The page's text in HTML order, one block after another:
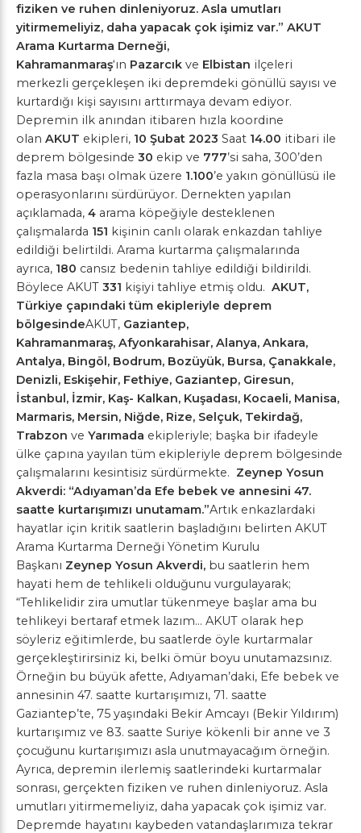
fiziken ve ruhen dinleniyoruz. Asla umutları
yitirmemeliyiz, daha yapacak çok işimiz var.” AKUT
Arama Kurtarma Derneği,
Kahramanmaraş‘ın Pazarcık ve Elbistan ilçeleri
merkezli gerçekleşen iki depremdeki gönüllü sayısı ve
kurtardığı kişi sayısını arttırmaya devam ediyor.
Depremin ilk anından itibaren hızla koordine
olan AKUT ekipleri, 10 Şubat 2023 Saat 14.00 itibari ile
deprem bölgesinde 30 ekip ve 777’si saha, 300’den
fazla masa başı olmak üzere 1.100’e yakın gönüllüsü ile
operasyonlarını sürdürüyor. Dernekten yapılan
açıklamada, 4 arama köpeğiyle desteklenen
çalışmalarda 151 kişinin canlı olarak enkazdan tahliye
edildiği belirtildi. Arama kurtarma çalışmalarında
ayrıca, 180 cansız bedenin tahliye edildiği bildirildi.
Böylece AKUT 331 kişiyi tahliye etmiş oldu. AKUT,
Türkiye çapındaki tüm ekipleriyle deprem
bölgesindeAKUT, Gaziantep,
Kahramanmaraş, Afyonkarahisar, Alanya, Ankara,
Antalya, Bingöl, Bodrum, Bozüyük, Bursa, Çanakkale,
Denizli, Eskişehir, Fethiye, Gaziantep, Giresun,
İstanbul, İzmir, Kaş- Kalkan, Kuşadası, Kocaeli, Manisa,
Marmaris, Mersin, Niğde, Rize, Selçuk, Tekirdağ,
Trabzon ve Yarımada ekipleriyle; başka bir ifadeyle
ülke çapına yayılan tüm ekipleriyle deprem bölgesinde
çalışmalarını kesintisiz sürdürmekte. Zeynep Yosun
Akverdi: “Adıyaman’da Efe bebek ve annesini 47.
saatte kurtarışımızı unutamam.”Artık enkazlardaki
hayatlar için kritik saatlerin başladığını belirten AKUT
Arama Kurtarma Derneği Yönetim Kurulu
Başkanı Zeynep Yosun Akverdi, bu saatlerin hem
hayati hem de tehlikeli olduğunu vurgulayarak;
“Tehlikelidir zira umutlar tükenmeye başlar ama bu
tehlikeyi bertaraf etmek lazım… AKUT olarak hep
söyleriz eğitimlerde, bu saatlerde öyle kurtarmalar
gerçekleştirirsiniz ki, belki ömür boyu unutamazsınız.
Örneğin bu büyük afette, Adıyaman’daki, Efe bebek ve
annesinin 47. saatte kurtarışımızı, 71. saatte
Gaziantep’te, 75 yaşındaki Bekir Amcayı (Bekir Yıldırım)
kurtarışımız ve 83. saatte Suriye kökenli bir anne ve 3
çocuğunu kurtarışımızı asla unutmayacağım örneğin.
Ayrıca, depremin ilerlemiş saatlerindeki kurtarmalar
sonrası, gerçekten fiziken ve ruhen dinleniyoruz. Asla
umutları yitirmemeliyiz, daha yapacak çok işimiz var.
Depremde hayatını kaybeden vatandaşlarımıza tekrar